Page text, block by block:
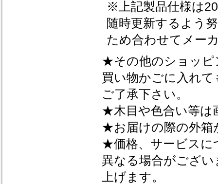
※上記製品仕様は
随時更新するよう
ため合わせてメー
★その他のショッピ
買い物かごに入れ
ご了承下さい。
★木目や色合い等は
★お届けの際の外箱
★価格、サービスに
異なる場合がござ
上げます。